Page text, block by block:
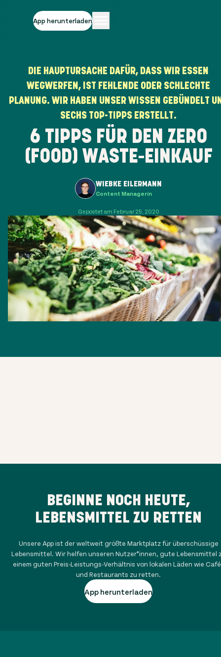
App herunterladen
DIE HAUPTURSACHE DAFÜR, DASS WIR ESSEN
WEGWERFEN, IST FEHLENDE ODER SCHLECHTE
PLANUNG. WIR HABEN UNSER WISSEN GEBÜNDELT
SECHS TOP-TIPPS ERSTELLT.
6 TIPPS FÜR DEN ZERO
(FOOD) WASTE-EINKAUF
WIEBKE EILERMANN
Content Managerin
Gepostet am Februar 25, 2020
BEGINNE NOCH HEUTE,
LEBENSMITTEL ZU RETTEN
Unsere App ist der weltweit größte Marktplatz für überschüssige
Lebensmittel. Wir helfen unseren Nutzer*innen, gute Lebensmittel
einem guten Preis-Leistungs-Verhältnis von lokalen Läden wie
und Restaurants zu retten.
App herunterladen